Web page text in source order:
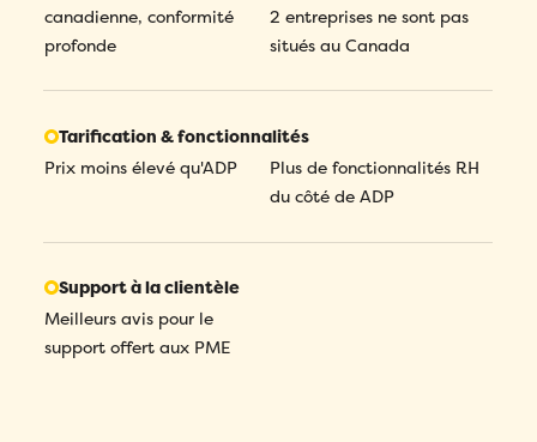
canadienne, conformité
profonde
2 entreprises ne sont pas
situés au Canada
Tarification & fonctionnalités
Prix moins élevé qu'ADP
Plus de fonctionnalités RH
du côté de ADP
Support à la clientèle
Meilleurs avis pour le
support offert aux PME